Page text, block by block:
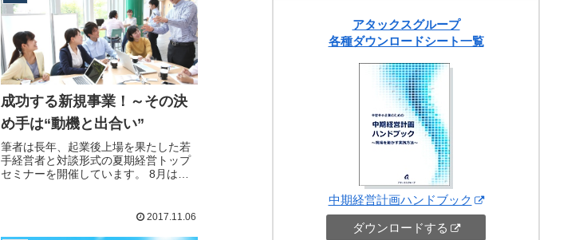
成功する新規事業！～その決
め手は“動機と出合い”
筆者は長年、起業後上場を果たした若
手経営者と対談形式の夏期経営トップ
セミナーを開催しています。 8月は
2017.11.06
アタックスグループ
各種ダウンロードシート一覧
中期経営計画ハンドブック
ダウンロードする